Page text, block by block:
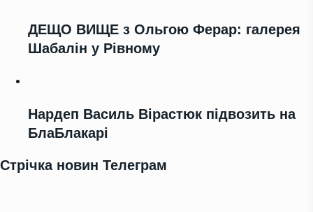
ДЕЩО ВИЩЕ з Ольгою Ферар: галерея
Шабалін у Рівному
Нардеп Василь Вірастюк підвозить на
БлаБлакарі
Стрічка новин Телеграм